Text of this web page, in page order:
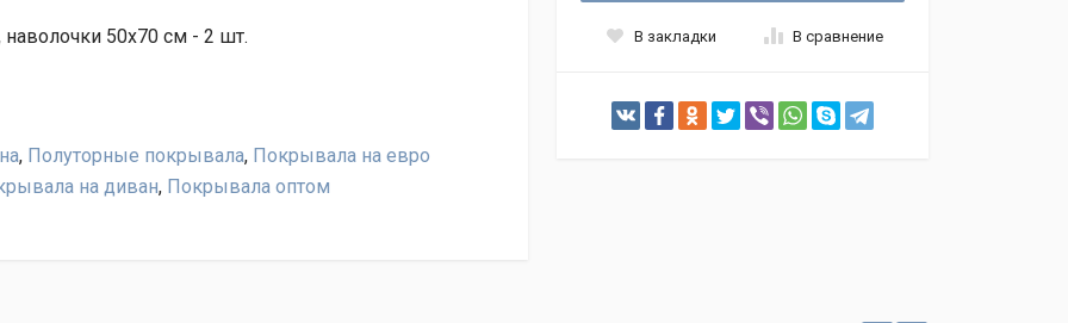
В закладки В сравнение
50х70 см - 2 шт.
, Полуторные покрывала, Покрывала на евро
на диван, Покрывала оптом